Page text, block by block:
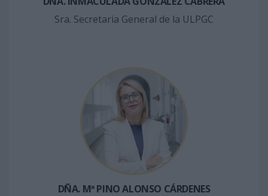
Sra. Secretaria General de la ULPGC
DÑA. Mª PINO ALONSO CÁRDENES